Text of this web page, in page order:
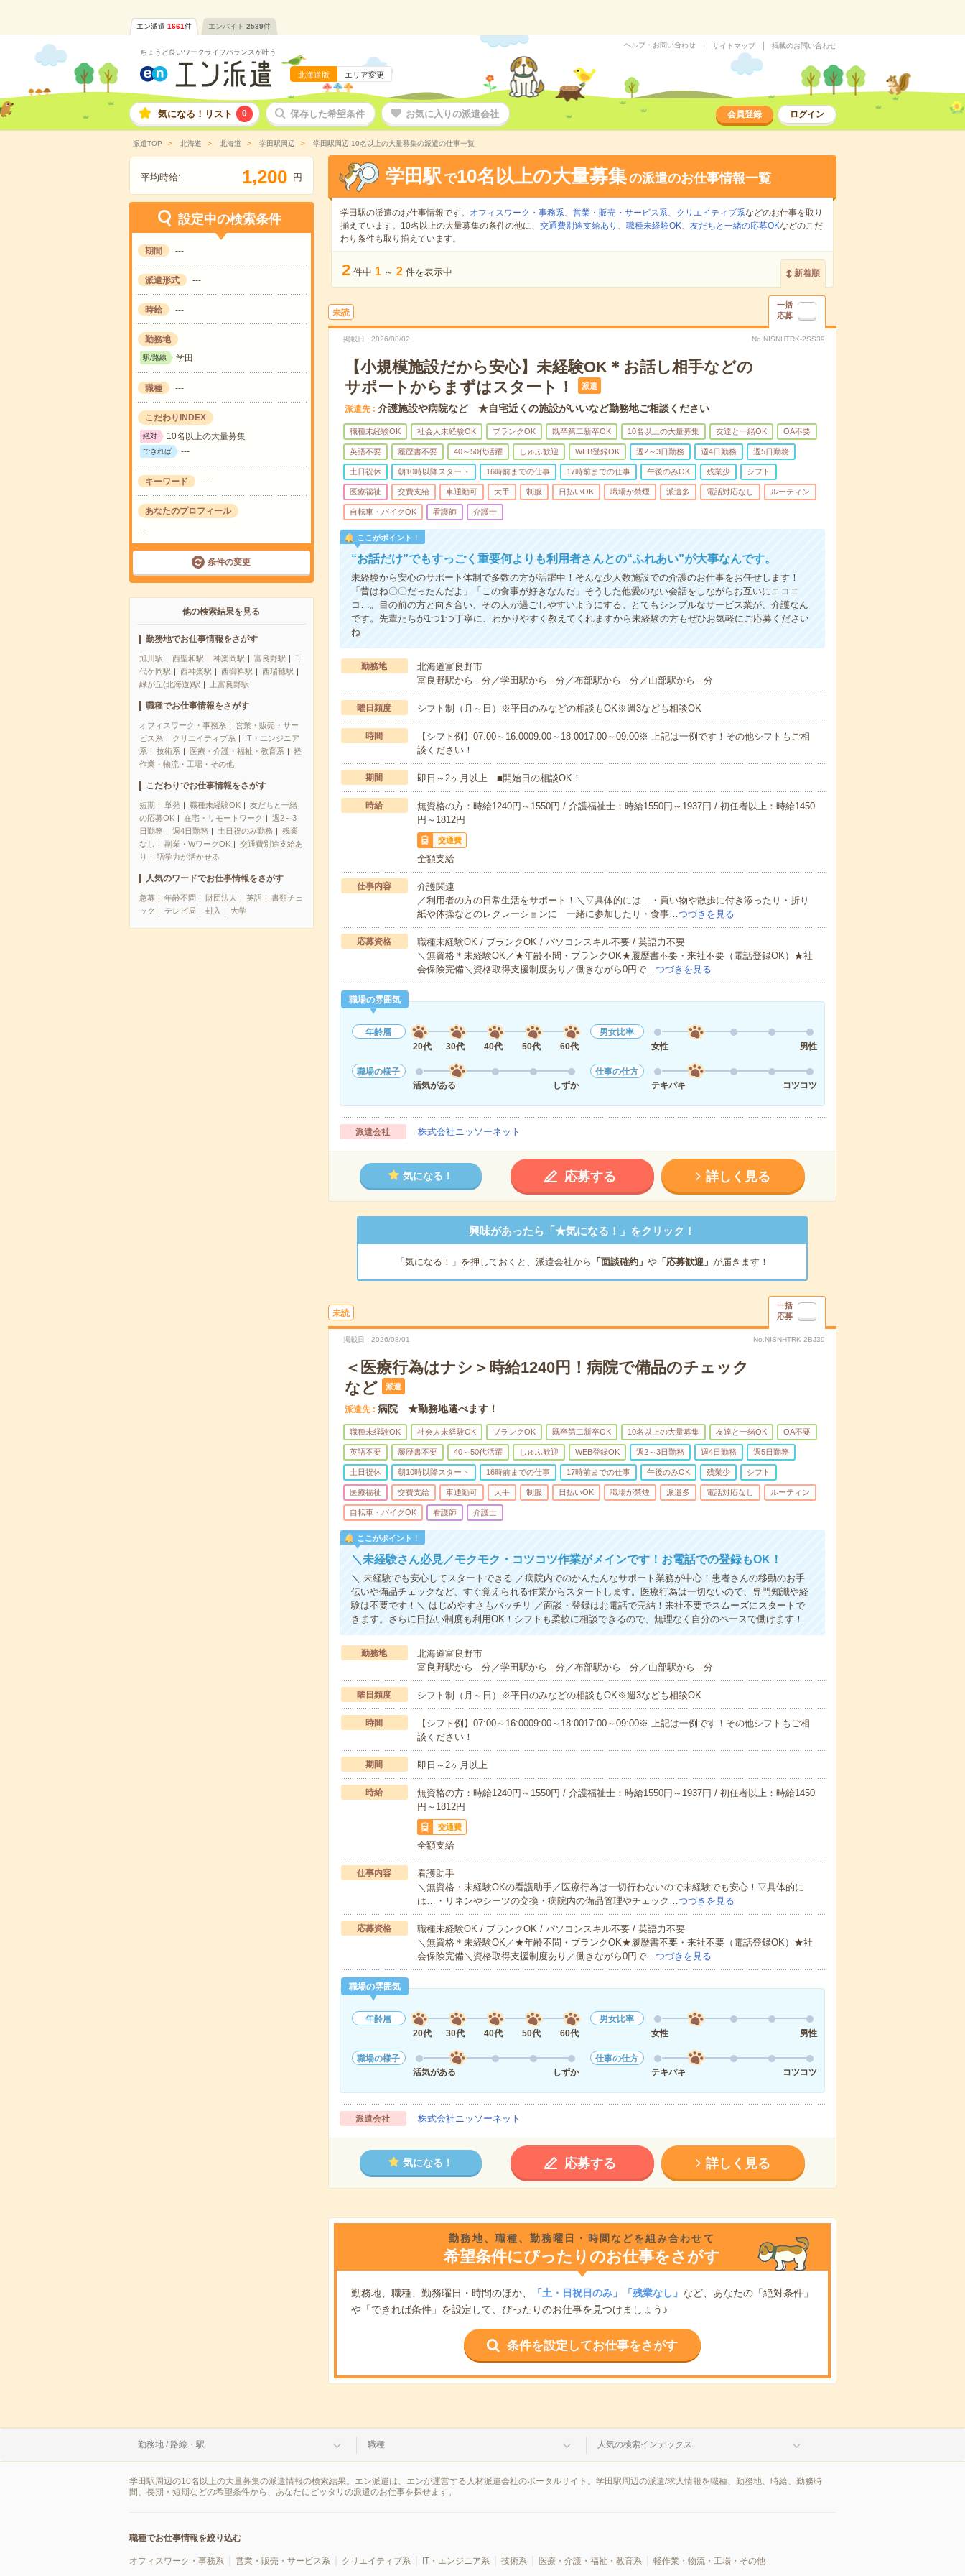
エン派遣 1661件 エンバイト 2539件
ちょうど良いワークライフバランスが叶う
北海道版 エリア変更
ヘルプ・お問い合わせ サイトマップ 掲載のお問い合わせ
気になる！リスト 0 保存した希望条件 お気に入りの派遣会社 会員登録 ログイン
派遣TOP 北海道 北海道 学田駅周辺 学田駅周辺 10名以上の大量募集の派遣の仕事一覧
平均時給: 1,200 円
設定中の検索条件
期間 ---
派遣形式 ---
時給 ---
勤務地
駅/路線 学田
職種 ---
こだわりINDEX
絶対 10名以上の大量募集
できれば ---
キーワード ---
あなたのプロフィール
---
条件の変更
他の検索結果を見る
勤務地でお仕事情報をさがす
旭川駅 西聖和駅 神楽岡駅 富良野駅
千
代ケ岡駅
西神楽駅 西御料駅
西瑞穂駅
緑が丘(北海道)駅
上富良野駅
職種でお仕事情報をさがす
オフィスワーク・事務系
営業・販売・サー
ビス系
クリエイティブ系
IT・エンジニア
系
技術系 医療・介護・福祉・教育系
軽
作業・物流・工場・その他
こだわりでお仕事情報をさがす
短期 単発 職種未経験OK
友だちと一緒
の応募OK
在宅・リモートワーク
週2～3
日勤務
週4日勤務 土日祝のみ勤務
残業
なし
副業・WワークOK
交通費別途支給あ
り
語学力が活かせる
人気のワードでお仕事情報をさがす
急募 年齢不問 財団法人 英語
書類チェ
ック
テレビ局 封入 大学
学田駅 で10名以上の大量募集の派遣のお仕事情報一覧
学田駅の派遣のお仕事情報です。 オフィスワーク・事務系、 営業・販売・サービス系、 クリエイティブ系などのお仕事を取り
揃えています。10名以上の大量募集の条件の他に、 交通費別途支給あり 、 職種未経験OK、 友だちと一緒の応募OKなどのこだ
わり条件も取り揃えています。
2 件中 1 ～ 2 件を表示中 新着順
未読
一括
応募
掲載日 2026/08/02 No.NISNHTRK-2SS39
【小規模施設だから安心】未経験OK＊お話し相手などの
サポートからまずはスタート！
派遣
派遣先 介護施設や病院など ★自宅近くの施設がいいなど勤務地ご相談ください
職種未経験OK 社会人未経験OK ブランクOK 既卒第二新卒OK 10名以上の大量募集 友達と一緒OK OA不要
英語不要 履歴書不要 40～50代活躍 しゅふ歓迎 WEB登録OK 週2～3日勤務 週4日勤務 週5日勤務
土日祝休 朝10時以降スタート 16時前までの仕事 17時前までの仕事 午後のみOK 残業少 シフト
医療福祉 交費支給 車通勤可 大手 制服 日払いOK 職場が禁煙 派遣多 電話対応なし ルーティン
自転車・バイクOK 看護師 介護士
ここがポイント！
“お話だけ”でもすっごく重要何よりも利用者さんとの“ふれあい”が大事なんです。
未経験から安心のサポート体制で多数の方が活躍中！そんな少人数施設での介護のお仕事をお任せします！
「昔はね〇〇だったんだよ」「この食事が好きなんだ」そうした他愛のない会話をしながらお互いにニコニ
コ…。目の前の方と向き合い、その人が過ごしやすいようにする。とてもシンプルなサービス業が、介護なん
です。先輩たちが1つ1つ丁寧に、わかりやすく教えてくれますから未経験の方もぜひお気軽にご応募ください
ね
勤務地
北海道富良野市
富良野駅から---分／学田駅から---分／布部駅から---分／山部駅から---分
曜日頻度 シフト制（月～日）※平日のみなどの相談もOK※週3なども相談OK
時間
【シフト例】07:00～16:0009:00～18:0017:00～09:00※ 上記は一例です！その他シフトもご相
談ください！
期間 即日～2ヶ月以上 ■開始日の相談OK！
時給
無資格の方：時給1240円～1550円 / 介護福祉士：時給1550円～1937円 / 初任者以上：時給1450
円～1812円
交通費
全額支給
仕事内容
介護関連
／利用者の方の日常生活をサポート！＼▽具体的には…・買い物や散歩に付き添ったり・折り
紙や体操などのレクレーションに 一緒に参加したり・食事…つづきを見る
応募資格
職種未経験OK / ブランクOK / パソコンスキル不要 / 英語力不要
＼無資格＊未経験OK／★年齢不問・ブランクOK★履歴書不要・来社不要（電話登録OK）★社
会保険完備＼資格取得支援制度あり／働きながら0円で…つづきを見る
職場の雰囲気
年齢層
20代
30代 40代 50代 60代
男女比率
女性
男性
職場の様子
活気がある
しずか
仕事の仕方
テキパキ
コツコツ
派遣会社 株式会社ニッソーネット
気になる！ 応募する 詳しく見る
興味があったら「★気になる！」をクリック！
「気になる！」を押しておくと、派遣会社から 「面談確約」 や「応募歓迎」 が届きます！
未読
一括
応募
掲載日 2026/08/01 No.NISNHTRK-2BJ39
＜医療行為はナシ＞時給1240円！病院で備品のチェック
など
派遣
派遣先 病院 ★勤務地選べます！
職種未経験OK 社会人未経験OK ブランクOK 既卒第二新卒OK 10名以上の大量募集 友達と一緒OK OA不要
英語不要 履歴書不要 40～50代活躍 しゅふ歓迎 WEB登録OK 週2～3日勤務 週4日勤務 週5日勤務
土日祝休 朝10時以降スタート 16時前までの仕事 17時前までの仕事 午後のみOK 残業少 シフト
医療福祉 交費支給 車通勤可 大手 制服 日払いOK 職場が禁煙 派遣多 電話対応なし ルーティン
自転車・バイクOK 看護師 介護士
ここがポイント！
＼未経験さん必見／モクモク・コツコツ作業がメインです！お電話での登録もOK！
＼ 未経験でも安心してスタートできる ／病院内でのかんたんなサポート業務が中心！患者さんの移動のお手
伝いや備品チェックなど、すぐ覚えられる作業からスタートします。医療行為は一切ないので、専門知識や経
験は不要です！＼ はじめやすさもバッチリ ／面談・登録はお電話で完結！来社不要でスムーズにスタートで
きます。さらに日払い制度も利用OK！シフトも柔軟に相談できるので、無理なく自分のペースで働けます！
勤務地
北海道富良野市
富良野駅から---分／学田駅から---分／布部駅から---分／山部駅から---分
曜日頻度 シフト制（月～日）※平日のみなどの相談もOK※週3なども相談OK
時間
【シフト例】07:00～16:0009:00～18:0017:00～09:00※ 上記は一例です！その他シフトもご相
談ください！
期間 即日～2ヶ月以上
時給
無資格の方：時給1240円～1550円 / 介護福祉士：時給1550円～1937円 / 初任者以上：時給1450
円～1812円
交通費
全額支給
仕事内容
看護助手
＼無資格・未経験OKの看護助手／医療行為は一切行わないので未経験でも安心！▽具体的に
は…・リネンやシーツの交換・病院内の備品管理やチェック…つづきを見る
応募資格
職種未経験OK / ブランクOK / パソコンスキル不要 / 英語力不要
＼無資格＊未経験OK／★年齢不問・ブランクOK★履歴書不要・来社不要（電話登録OK）★社
会保険完備＼資格取得支援制度あり／働きながら0円で…つづきを見る
職場の雰囲気
年齢層
20代
30代 40代 50代 60代
男女比率
女性
男性
職場の様子
活気がある
しずか
仕事の仕方
テキパキ
コツコツ
派遣会社 株式会社ニッソーネット
気になる！ 応募する 詳しく見る
勤務地、職種、勤務曜日・時間などを組み合わせて
希望条件にぴったりのお仕事をさがす
勤務地、職種、勤務曜日・時間のほか、 「土・日祝日のみ」「残業なし」 など、あなたの「絶対条件」
や「できれば条件」を設定して、ぴったりのお仕事を見つけましょう♪
条件を設定してお仕事をさがす
勤務地 / 路線・駅 職種 人気の検索インデックス
学田駅周辺の10名以上の大量募集の派遣情報の検索結果。エン派遣は、エンが運営する人材派遣会社のポータルサイト。学田駅周辺の派遣/求人情報を職種、勤務地、時給、勤務時
間、長期・短期などの希望条件から、あなたにピッタリの派遣のお仕事を探せます。
職種でお仕事情報を絞り込む
オフィスワーク・事務系 営業・販売・サービス系 クリエイティブ系 IT・エンジニア系 技術系 医療・介護・福祉・教育系 軽作業・物流・工場・その他